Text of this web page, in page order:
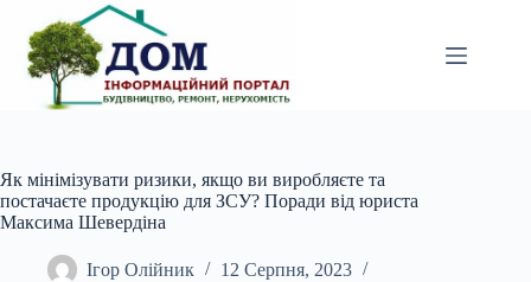
вмісту
Як мінімізувати ризики, якщо ви виробляєте та
постачаєте продукцію для ЗСУ? Поради від юриста
Максима Шевердіна
Ігор Олійник
12 Серпня, 2023